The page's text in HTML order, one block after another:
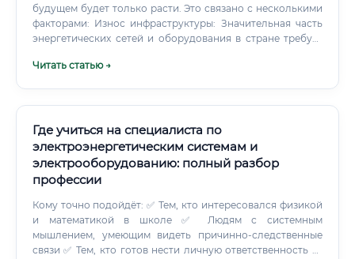
будущем будет только расти. Это связано с несколькими
факторами: Износ инфраструктуры: Значительная часть
энергетических сетей и оборудования в стране требует
промышленности и строительство новых объектов
Читать статью →
Где учиться на специалиста по
электроэнергетическим системам и
электрооборудованию: полный разбор
профессии
Кому точно подойдёт: ✅ Тем, кто интересовался физикой
и математикой в школе ✅ Людям с системным
мышлением, умеющим видеть причинно-следственные
связи ✅ Тем, кто готов нести личную ответственность за